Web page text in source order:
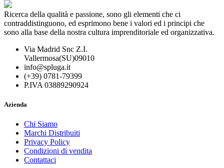
Ricerca della qualità e passione, sono gli elementi che ci
contraddistinguono, ed esprimono bene i valori ed i principi che
sono alla base della nostra cultura imprenditoriale ed organizzativa.
Via Madrid Snc Z.I.
Vallermosa(SU)09010
info@spluga.it
(+39) 0781-79399
P.IVA 03889290924
Azienda
Chi Siamo
Marchi Distribuiti
Privacy Policy
Condizioni di vendita
Contattaci